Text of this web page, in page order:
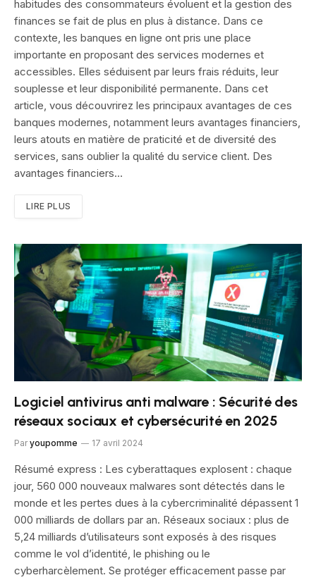
habitudes des consommateurs évoluent et la gestion des
finances se fait de plus en plus à distance. Dans ce
contexte, les banques en ligne ont pris une place
importante en proposant des services modernes et
accessibles. Elles séduisent par leurs frais réduits, leur
souplesse et leur disponibilité permanente. Dans cet
article, vous découvrirez les principaux avantages de ces
banques modernes, notamment leurs avantages financiers,
leurs atouts en matière de praticité et de diversité des
services, sans oublier la qualité du service client. Des
avantages financiers…
LIRE PLUS
Logiciel antivirus anti malware : Sécurité des
réseaux sociaux et cybersécurité en 2025
Par youpomme 17 avril 2024
Résumé express : Les cyberattaques explosent : chaque
jour, 560 000 nouveaux malwares sont détectés dans le
monde et les pertes dues à la cybercriminalité dépassent 1
000 milliards de dollars par an. Réseaux sociaux : plus de
5,24 milliards d’utilisateurs sont exposés à des risques
comme le vol d’identité, le phishing ou le
cyberharcèlement. Se protéger efficacement passe par